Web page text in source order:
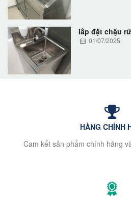
lắp đặt chậu
01/07/2025
HÀNG CHÍNH
Cam kết sản phẩm chính hãng